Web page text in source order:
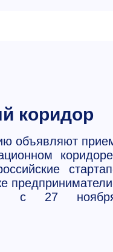
коридор
объявляют
с 27